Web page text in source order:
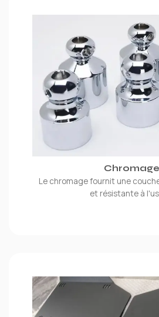
Chromage
Le chromage fournit une
et résistante à